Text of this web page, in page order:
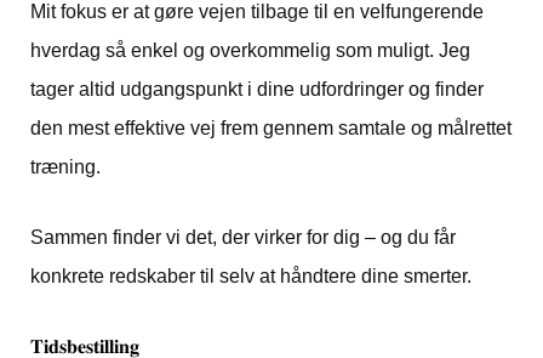
Mit fokus er at gøre vejen tilbage til en velfungerende
hverdag så enkel og overkommelig som muligt. Jeg
tager altid udgangspunkt i dine udfordringer og finder
den mest effektive vej frem gennem samtale og målrettet
træning.
Sammen finder vi det, der virker for dig – og du får
konkrete redskaber til selv at håndtere dine smerter.
𝐓𝐢𝐝𝐬𝐛𝐞𝐬𝐭𝐢𝐥𝐥𝐢𝐧𝐠